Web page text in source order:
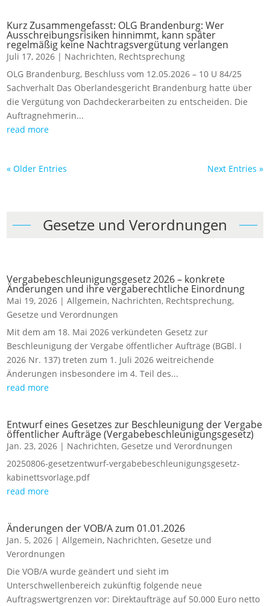
Kurz Zusammengefasst: OLG Brandenburg: Wer
Ausschreibungsrisiken hinnimmt, kann später
regelmäßig keine Nachtragsvergütung verlangen
Juli 17, 2026 | Nachrichten, Rechtsprechung
OLG Brandenburg, Beschluss vom 12.05.2026 – 10 U 84/25
Sachverhalt Das Oberlandesgericht Brandenburg hatte über
die Vergütung von Dachdeckerarbeiten zu entscheiden. Die
Auftragnehmerin...
read more
« Older Entries Next Entries »
Gesetze und Verordnungen
Vergabebeschleunigungsgesetz 2026 – konkrete
Änderungen und ihre vergaberechtliche Einordnung
Mai 19, 2026 |Allgemein, Nachrichten, Rechtsprechung,
Gesetze und Verordnungen
Mit dem am 18. Mai 2026 verkündeten Gesetz zur
Beschleunigung der Vergabe öffentlicher Aufträge (BGBl. I
2026 Nr. 137) treten zum 1. Juli 2026 weitreichende
Änderungen insbesondere im 4. Teil des...
read more
Entwurf eines Gesetzes zur Beschleunigung der Vergabe
öffentlicher Aufträge (Vergabebeschleunigungsgesetz)
Jan. 23, 2026 | Nachrichten, Gesetze und Verordnungen
20250806-gesetzentwurf-vergabebeschleunigungsgesetz-
kabinettsvorlage.pdf
read more
Änderungen der VOB/A zum 01.01.2026
Jan. 5, 2026 |Allgemein, Nachrichten, Gesetze und
Verordnungen
Die VOB/A wurde geändert und sieht im
Unterschwellenbereich zukünftig folgende neue
Auftragswertgrenzen vor: Direktaufträge auf 50.000 Euro netto